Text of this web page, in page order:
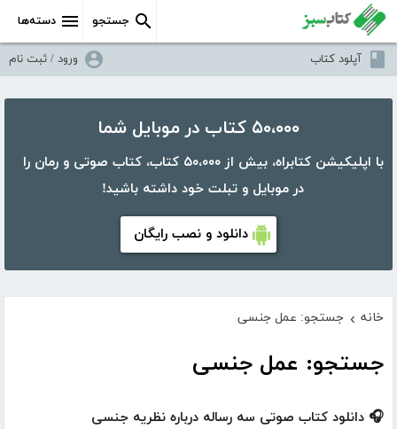
دسته‌ها جستجو
آپلود کتاب ورود / ثبت نام
۵۰،۰۰۰ کتاب در موبایل شما
با اپلیکیشن کتابراه، بیش از ۵۰،۰۰۰ کتاب، کتاب صوتی و رمان را
در موبایل و تبلت خود داشته باشید!
دانلود و نصب رایگان
خانه › جستجو: عمل جنسی
جستجو: عمل جنسی
🎧 دانلود کتاب صوتی سه رساله درباره نظریه جنسی